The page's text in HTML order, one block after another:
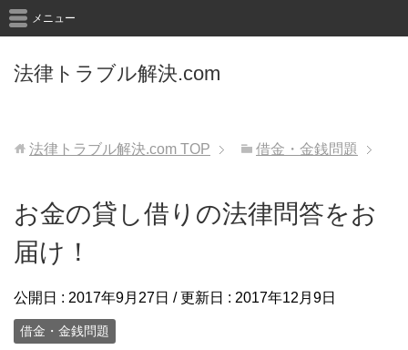
法律トラブル解決.com
メニュー
法律トラブル解決.com TOP 借金・金銭問題
お金の貸し借りの法律問答をお
届け！
公開日 : 2017年9月27日 / 更新日 : 2017年12月9日
借金・金銭問題